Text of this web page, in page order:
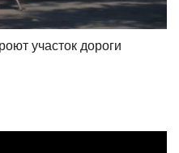
участок дороги